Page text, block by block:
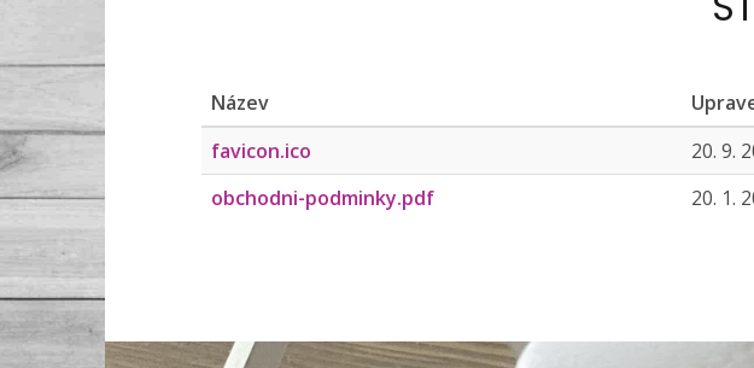
Název
favicon.ico
20. 9.
obchodni-podminky.pdf
20. 1.